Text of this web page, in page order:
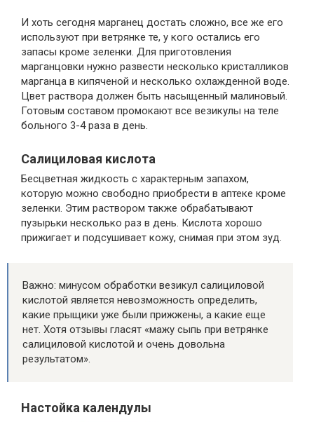
И хоть сегодня марганец достать сложно, все же его
используют при ветрянке те, у кого остались его
запасы кроме зеленки. Для приготовления
марганцовки нужно развести несколько кристалликов
марганца в кипяченой и несколько охлажденной воде.
Цвет раствора должен быть насыщенный малиновый.
Готовым составом промокают все везикулы на теле
больного 3-4 раза в день.
Салициловая кислота
Бесцветная жидкость с характерным запахом,
которую можно свободно приобрести в аптеке кроме
зеленки. Этим раствором также обрабатывают
пузырьки несколько раз в день. Кислота хорошо
прижигает и подсушивает кожу, снимая при этом зуд.
Важно: минусом обработки везикул салициловой
кислотой является невозможность определить,
какие прыщики уже были прижжены, а какие еще
нет. Хотя отзывы гласят «мажу сыпь при ветрянке
салициловой кислотой и очень довольна
результатом».
Настойка календулы